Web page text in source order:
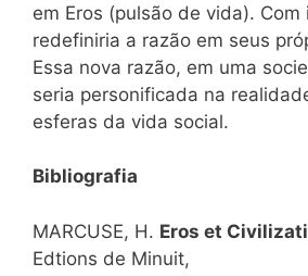
em Eros (pulsão de vida). Com
redefiniria a razão em seus
Essa nova razão, em uma
seria personificada na
esferas da vida social.
Bibliografia
MARCUSE, H. Eros et
Edtions de Minuit,